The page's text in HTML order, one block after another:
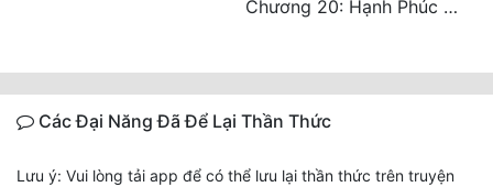
Chương 20: Hạnh Phúc Viên Mãn (Hết)
Các Đại Năng Đã Để Lại Thần Thức
Lưu ý: Vui lòng tải app để có thể lưu lại thần thức trên truyện